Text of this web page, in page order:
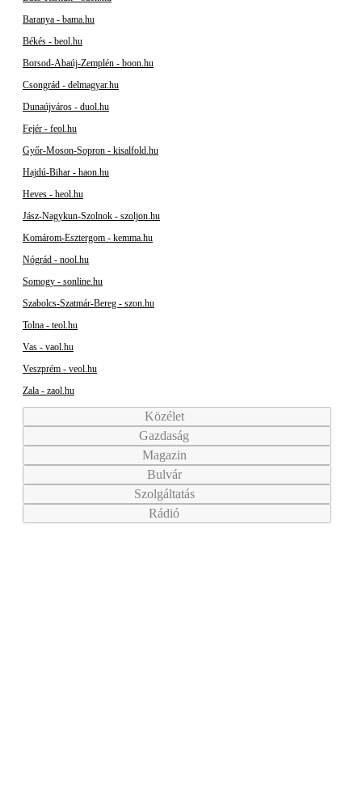
Baranya - bama.hu
Békés - beol.hu
Borsod-Abaúj-Zemplén - boon.hu
Csongrád - delmagyar.hu
Dunaújváros - duol.hu
Fejér - feol.hu
Győr-Moson-Sopron - kisalfold.hu
Hajdú-Bihar - haon.hu
Heves - heol.hu
Jász-Nagykun-Szolnok - szoljon.hu
Komárom-Esztergom - kemma.hu
Nógrád - nool.hu
Somogy - sonline.hu
Szabolcs-Szatmár-Bereg - szon.hu
Tolna - teol.hu
Vas - vaol.hu
Veszprém - veol.hu
Zala - zaol.hu
Közélet
Gazdaság
Magazin
Bulvár
Szolgáltatás
Rádió